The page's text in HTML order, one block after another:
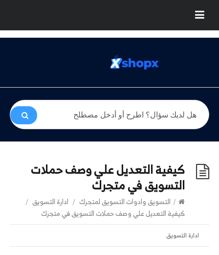
كيفية التعديل علي وصف حملات
التسويق في متجرك
/ التسويق وادوات التسويق لمتجرك / ادارة التسويق /
كيفية التعديل علي وصف حملات التسويق في متجرك
ادارة التسويق